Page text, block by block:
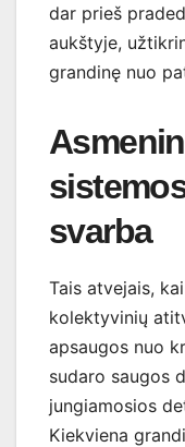
dar prieš
aukštyje,
grandinę nuo
svarba
Tais atvejais,
kolektyvinių
apsaugos nuo
sudaro saugos
jungiamosios
Kiekviena